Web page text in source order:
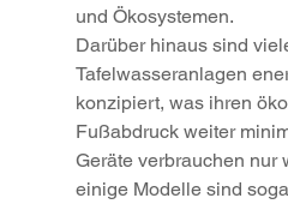
und Ökosystemen.
Darüber hinaus sind
Tafelwasseranlagen
konzipiert, was ihren
Fußabdruck weiter
Geräte verbrauchen nur
einige Modelle sind